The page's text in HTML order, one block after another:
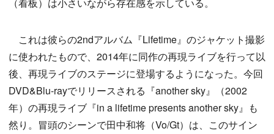
（看板）は小さいながら存在感を示している。
これは彼らの2ndアルバム『Lifetime』のジャケット撮影
に使われたもので、2014年に同作の再現ライブを行って以
後、再現ライブのステージに登場するようになった。今回
DVD&Blu-rayでリリースされる『another sky』（2002
年）の再現ライブ『in a lifetime presents another sky』も
然り。冒頭のシーンで田中和将（Vo/Gt）は、このサイン